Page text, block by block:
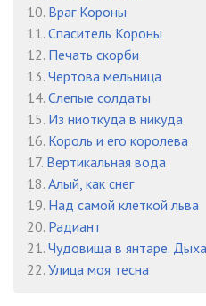
22
23
24
25
26
27
28
29
10. Враг Короны
11. Спаситель Короны
12. Печать скорби
13. Чертова мельница
14. Слепые солдаты
15. Из ниоткуда в никуда
16. Король и его королева
17. Вертикальная вода
18. Алый, как снег
19. Над самой клеткой льва
20. Радиант
21. Чудовища в янтаре.
22. Улица моя тесна